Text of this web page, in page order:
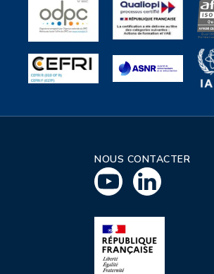
NOUS CONTACTER